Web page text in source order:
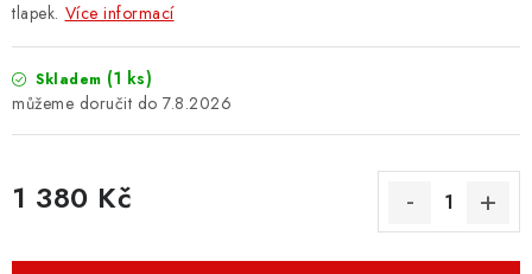
tlapek. Více informací
Skladem (1 ks)
7.8.2026
1 380 Kč